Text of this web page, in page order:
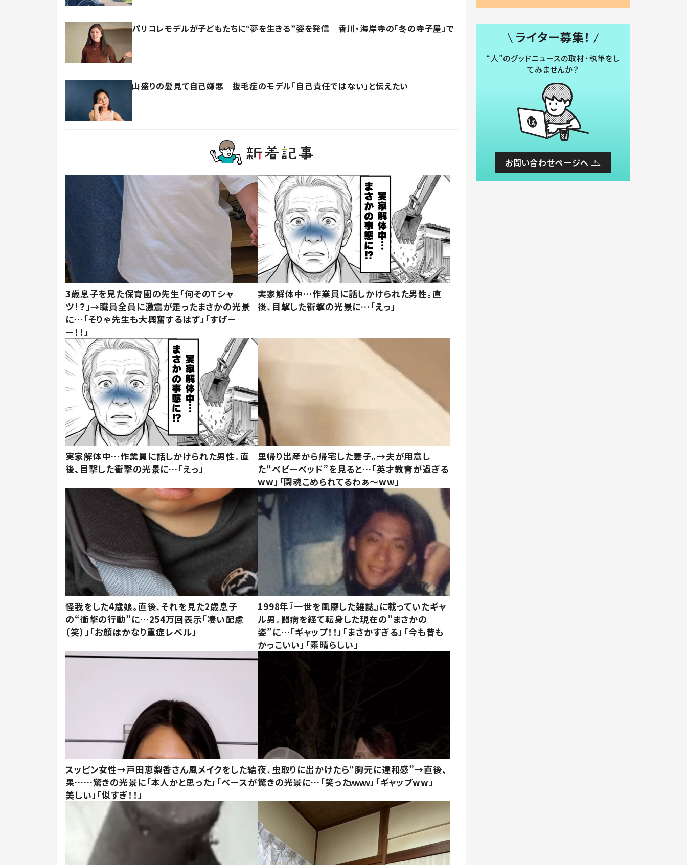
パリコレモデルが子どもたちに‟夢を生きる”姿を発信 香川・海岸寺の「冬の寺子屋」で
山盛りの髪見て自己嫌悪 抜毛症のモデル「自己責任ではない」と伝えたい
3歳息子を見た保育園の先生「何そのTシャ
ツ！？」→職員全員に激震が走ったまさかの光景
に…「そりゃ先生も大興奮するはず」「すげー
ー！！」
実家解体中…作業員に話しかけられた男性。直
後、目撃した衝撃の光景に…「えっ」
実家解体中…作業員に話しかけられた男性。直
後、目撃した衝撃の光景に…「えっ」
里帰り出産から帰宅した妻子。→夫が用意し
た“ベビーベッド”を見ると…「英才教育が過ぎる
ww」「闘魂こめられてるわぁ～ww」
怪我をした4歳娘。直後、それを見た2歳息子
の“衝撃の行動”に…254万回表示「凄い配慮
（笑）」「お顔はかなり重症レベル」
1998年『一世を風靡した雑誌』に載っていたギャ
ル男。闘病を経て転身した現在の”まさかの
姿”に…「ギャップ！！」「まさかすぎる」「今も昔も
かっこいい」「素晴らしい」
スッピン女性→戸田恵梨香さん風メイクをした結
果……驚きの光景に「本人かと思った」「ベースが
美しい」「似すぎ！！」
夜、虫取りに出かけたら“胸元に違和感”→直後、
驚きの光景に…「笑ったｗｗｗ」「ギャップww」
ライター募集！
“人”のグッドニュースの取材・執筆をし
てみませんか？
お問い合わせページへ